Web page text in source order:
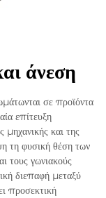
άνεση
σε προϊόντα
επίτευξη
μηχανικής και της
τη φυσική θέση των
τους γωνιακούς
διεπαφή μεταξύ
προσεκτική